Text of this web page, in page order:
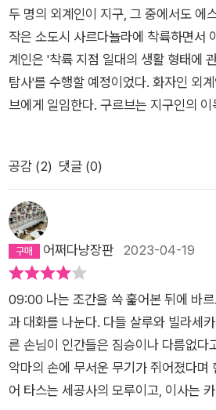
25페세타에 ‘0’을 열네 개 붙여버린다.
큰 숫자는 천 단위로 콤마를 붙여봐야
2,500,000,000,000,000, 즉 2,500조
율인 2002년 환율로 적용하면 15조 유
“현금” 15조 유로. 이 소설 속에 바르셀
한 설명과, 과거의 예술인, 종교인, 학
식은 빼고, 하다못해 소매치기까지 등장
과시한 측면만 온통 말들을 하는데, 기
으로 말하자면 이건 정말 잘 쓴 무협소설
‘무협’의 협객은 당연히 외계인. 그중에
브가 아니라 화자인 ‘나’. 이 외계 생명체
제대로 적응하기도 전에 여기서 얻어터
것도 모자라, 술, 즉 알콜의 위력을 제대
는 대로 벌컥벌컥 들이키는 바람에 아주
빵한 건달한테 자신이 가라데 유단자라
몰될 정도로 두드려 맞기도 한다. 심지어
품이라고 할까요^^ 멘도사는 이러한 시
감을 부여하는 몇가지 소스를 뿌려서
탈바꿈시켜 버렸다는 것입니다. 몇가지
신의 고향인 바르셀로나에 대한 한 없이
빰을 칠 정도 세밀하게 바르셀로나를 비
바르셀로나 지역 특유의 문화 내지는 사
점(교통문제, 노인문제등 현재 바르셀로
를 포함하여)에서 작품의 맛을 더했고,
앞둔 경제 특수로 인해 과소비 현상, 흥
좋지 않는 시각으로 풍자하고 있습니다.
도시> 에서 만국박람회를 개최하는 과
기도 합니다. 그리고 이러한 풍자는 부
의 시각에서 절정을 이루면서 바르셀로
을 통열하게 비판하고 있습니다. 그런데
는 것 같지만 자세히 보면 은근히 바르
면서 세계인들로 하여금 스스럼없이
들은 여러 범주로, 특히 부자와 빈자로
는, 나는 잘 모르지만 그들이 무척 중요
나다. 내가 보는 부자와 빈자의 기본적
다. 부자들은 그들이 가는 곳에서 그들
이 손에 넣거나 아무리 많이 소비해도
들은 땀을 뻘뻘 흘리면서까지 돈을 낸
는 이전부터 내려오거나 최근에 생겨날
편 양자의 차이점은 통계로도 증명되는
들보다 더 많이 갖고, 더 잘 산다. 부자들
고, 더 멋지고, 더 많이 즐기고, 더 많이
고, 더 좋은 교육을 받는다. 부자들은 덜
락하고, 옷이 더 많고, 특히 여가 시간이
적인 치료도 더 많이 받고, 몸을 치장하
에도 더 많은 시간을 할애할 수 있다. -
주지 않는다. 나는 방금 전에 쇼핑한 모
손을 호주머니에 찔러 넣은 채 홀가분
두 명의 외계인이 지구, 그 중에서도 에
작은 소도시 사르다뇰라에 착륙하면서
계인은 '착륙 지점 일대의 생활 형태에
탐사'를 수행할 예정이었다. 화자인 외
브에게 일임한다. 구르브는 지구인의
인물로 변신한 뒤 지구인들 사이로 스며
르브, 연락 없다' 상태가 되어버린다.남
한 지구인의 모습으로 변신해 가며 바르
작한다. 하지만 구르브를 찾는 일은 생각
'나'는 어쩔 수 없이 거처를 마련한 뒤 지
빼앗기는가 하면, 술집 주인 부부와 친
도 하고, 간단한 조작으로 큰 돈을 벌어
도 한다. 그렇게 이십여 일이 지났을 때,
'나'는 초대장이 지시한 장소로 가서 드
는데, 구르브는 완벽한 지구 여인으로
공감 (2) 댓글 (0)
어쩌다냥장판 2023-04-19
09:00 나는 조간을 쓱 훑어본 뒤에 바
과 대화를 나눈다. 다들 살루와 빌라세
른 손님이 인간들은 짐승이나 다름없다
악마의 손에 무서운 무기가 쥐어졌다며
어 타스는 세공사의 모루이고, 이사는